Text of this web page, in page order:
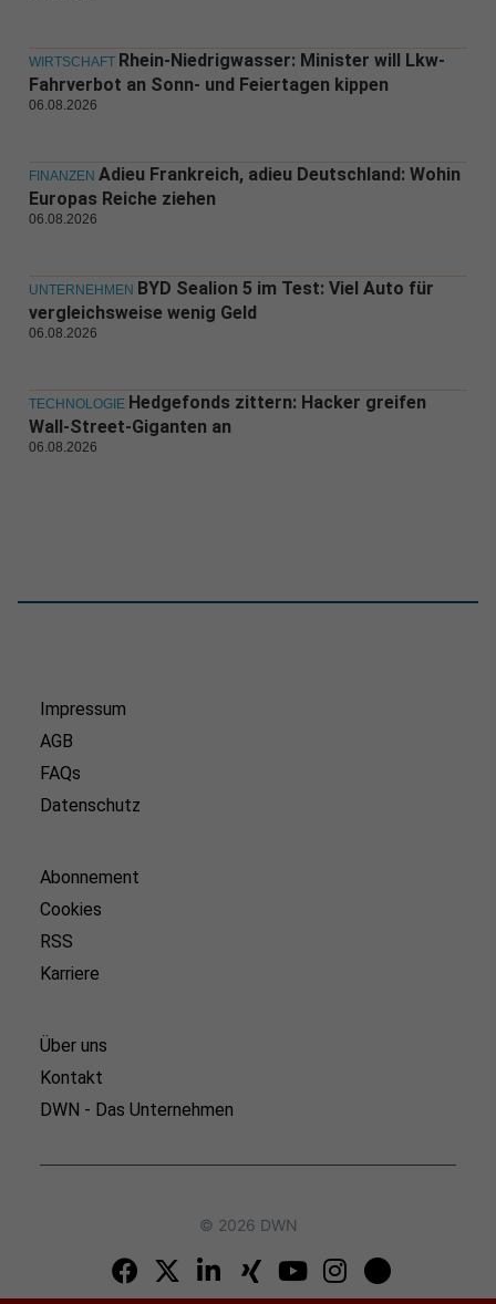
WIRTSCHAFT Rhein-Niedrigwasser: Minister will Lkw-
Fahrverbot an Sonn- und Feiertagen kippen
06.08.2026
FINANZEN Adieu Frankreich, adieu Deutschland: Wohin
Europas Reiche ziehen
06.08.2026
UNTERNEHMEN BYD Sealion 5 im Test: Viel Auto für
vergleichsweise wenig Geld
06.08.2026
TECHNOLOGIE Hedgefonds zittern: Hacker greifen
Wall-Street-Giganten an
06.08.2026
Impressum
AGB
FAQs
Datenschutz
Abonnement
Cookies
RSS
Karriere
Über uns
Kontakt
DWN - Das Unternehmen
© 2026 DWN